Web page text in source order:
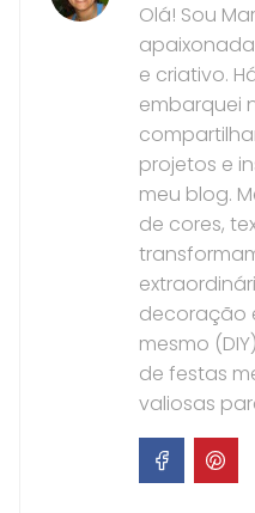
Olá! Sou
e criativo.
embarquei
projetos e
meu blog.
de cores,
decoração
mesmo
de festas
valiosas